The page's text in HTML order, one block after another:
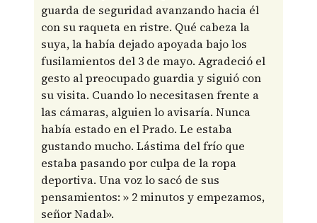
guarda de seguridad avanzando hacia él
con su raqueta en ristre. Qué cabeza la
suya, la había dejado apoyada bajo los
fusilamientos del 3 de mayo. Agradeció el
gesto al preocupado guardia y siguió con
su visita. Cuando lo necesitasen frente a
las cámaras, alguien lo avisaría. Nunca
había estado en el Prado. Le estaba
gustando mucho. Lástima del frío que
estaba pasando por culpa de la ropa
deportiva. Una voz lo sacó de sus
pensamientos: » 2 minutos y empezamos,
señor Nadal».